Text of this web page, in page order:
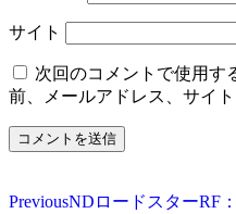
サイト
次回のコメントで使用す
前、メールアドレス、サイト
PreviousNDロードスターRF